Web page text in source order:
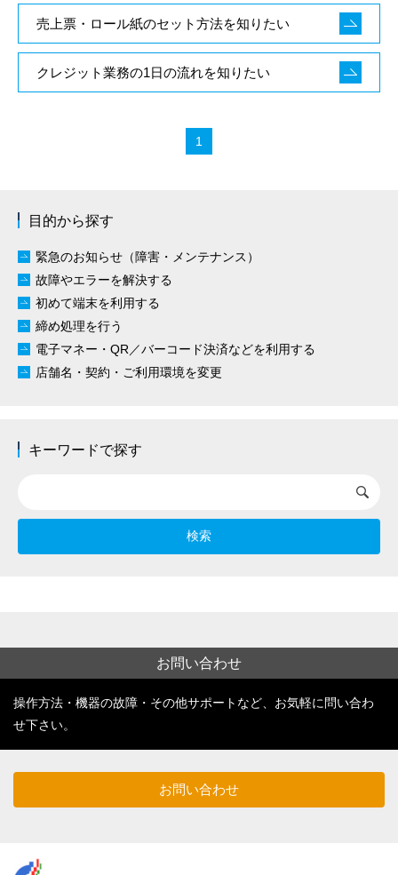
売上票・ロール紙のセット方法を知りたい
クレジット業務の1日の流れを知りたい
目的から探す
緊急のお知らせ（障害・メンテナンス）
故障やエラーを解決する
初めて端末を利用する
締め処理を行う
電子マネー・QR／バーコード決済などを利用する
店舗名・契約・ご利用環境を変更
キーワードで探す
検索
お問い合わせ
操作方法・機器の故障・その他サポートなど、お気軽に問い合わ
せ下さい。
お問い合わせ